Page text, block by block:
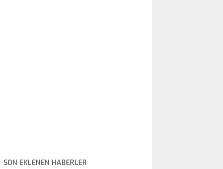
SON EKLENEN HABERLER